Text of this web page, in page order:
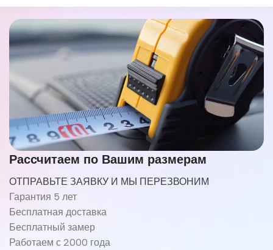
Рассчитаем по Вашим размерам
ОТПРАВЬТЕ ЗАЯВКУ И МЫ ПЕРЕЗВОНИМ
Гарантия 5 лет
Бесплатная доставка
Бесплатный замер
Работаем с 2000 года